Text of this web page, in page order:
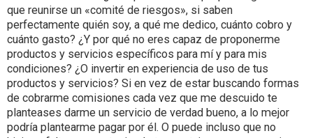
que reunirse un «comité de riesgos», si saben
perfectamente quién soy, a qué me dedico, cuánto cobro y
cuánto gasto? ¿Y por qué no eres capaz de proponerme
productos y servicios específicos para mí y para mis
condiciones? ¿O invertir en experiencia de uso de tus
productos y servicios? Si en vez de estar buscando formas
de cobrarme comisiones cada vez que me descuido te
planteases darme un servicio de verdad bueno, a lo mejor
podría plantearme pagar por él. O puede incluso que no